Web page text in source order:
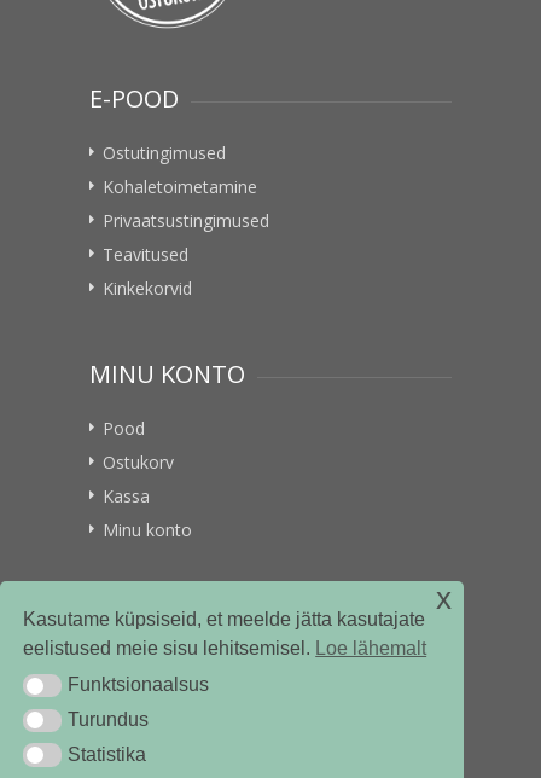
Kasutame küpsiseid, et meelde jätta kasutajate
eelistused meie sisu lehitsemisel. Loe lähemalt
Funktsionaalsus
Funktsionaalsus
TurundusTurundus
StatistikaStatistika
x
E-POOD
Ostutingimused
Kohaletoimetamine
Privaatsustingimused
Teavitused
Kinkekorvid
MINU KONTO
Pood
Ostukorv
Kassa
Minu konto
VITAMIINIKULLER.EE